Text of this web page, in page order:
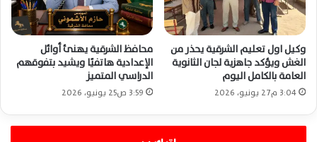
وكيل اول تعليم الشرقية يحذر من
الغش ويؤكد جاهزية لجان الثانوية
العامة بالكامل اليوم
3:04 م27 يونيو، 2026
محافظ الشرقية يهنئ أوائل
الإعدادية هاتفيًا ويشيد بتفوقهم
الدراسي المتميز
3:59 ص25 يونيو، 2026